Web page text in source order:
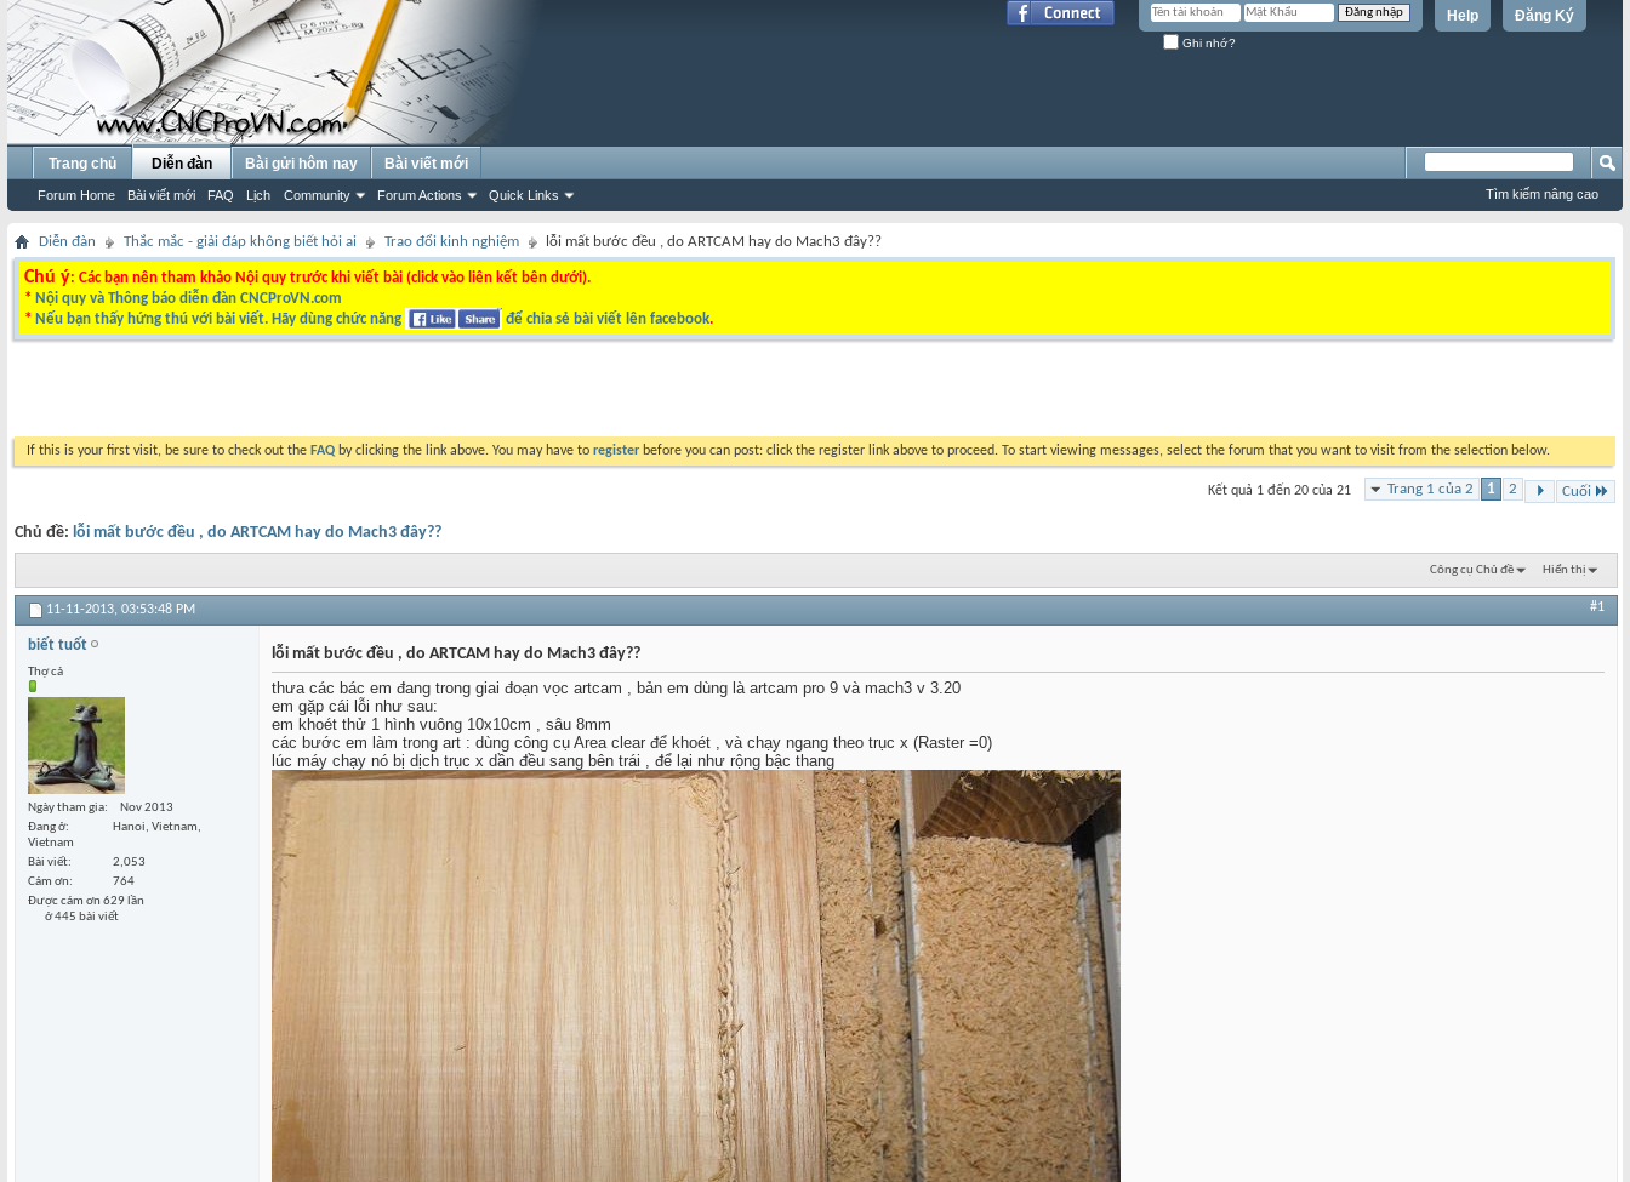
Đăng Ký
Help
Ghi nhớ?
Trang chủ Diễn đàn
Forum Home Bài viết mới FAQ Lịch Community Forum Actions Quick Links
Bài gửi hôm nay Bài viết mới
Tìm kiếm nâng cao
Diễn đàn Thắc mắc - giải đáp không biết hỏi ai Trao đổi kinh nghiệm lỗi mất bước đều , do ARTCAM hay do Mach3 đây??
Chú ý: Các bạn nên tham khảo Nội quy trước khi viết bài (click vào liên kết bên dưới).
* Nội quy và Thông báo diễn đàn CNCProVN.com
* Nếu bạn thấy hứng thú với bài viết. Hãy dùng chức năng để chia sẻ bài viết lên facebook.
If this is your first visit, be sure to check out the FAQ by clicking the link above. You may have to register before you can post: click the register link above to proceed. To start viewing messages, select the forum that you want to visit from the selection below.
Trang 1 của 2 1 2 Cuối
Kết quả 1 đến 20 của 21
Chủ đề: lỗi mất bước đều , do ARTCAM hay do Mach3 đây??
Công cụ Chủ đề Hiển thị
11-11-2013, 03:53:48 PM #1
biết tuốt
Thợ cả
Ngày tham gia
Nov 2013
Đang ở
Hanoi, Vietnam,
Vietnam
Bài viết
2,053
Cám ơn
764
Được cám ơn 629 lần
ở 445 bài viết
lỗi mất bước đều , do ARTCAM hay do Mach3 đây??
thưa các bác em đang trong giai đoạn vọc artcam , bản em dùng là artcam pro 9 và mach3 v 3.20
em gặp cái lỗi như sau:
em khoét thử 1 hình vuông 10x10cm , sâu 8mm
các bước em làm trong art : dùng công cụ Area clear để khoét , và chạy ngang theo trục x (Raster =0)
lúc máy chạy nó bị dịch trục x dần đều sang bên trái , để lại như rộng bậc thang